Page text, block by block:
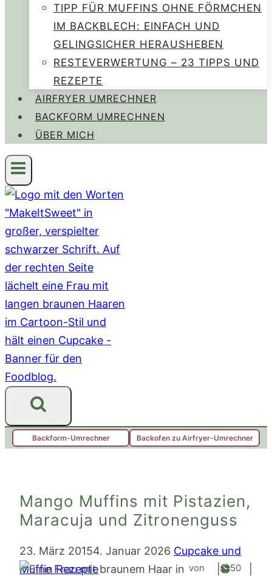
TIPP FÜR MUFFINS OHNE FÖRMCHEN
IM BACKBLECH: EINFACH UND
GELINGSICHER HERAUSHEBEN
RESTEVERWERTUNG – 23 TIPPS UND
REZEPTE
AIRFRYER UMRECHNER
BACKFORM UMRECHNEN
ÜBER MICH
Backform-Umrechner Backofen zu Airfryer-Umrechner
Mango Muffins mit Pistazien,
Maracuja und Zitronenguss
23. März 20154. Januar 2026 Cupcake und
Muffin Rezepte
von
| 50